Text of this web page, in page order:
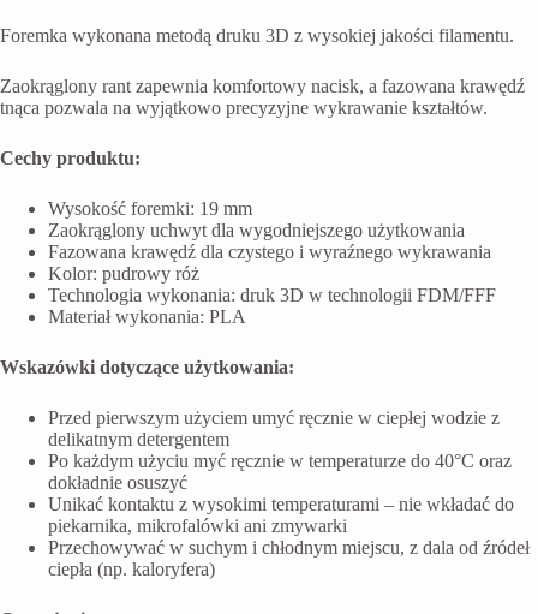
Foremka wykonana metodą druku 3D z wysokiej jakości filamentu.
Zaokrąglony rant zapewnia komfortowy nacisk, a fazowana krawędź
tnąca pozwala na wyjątkowo precyzyjne wykrawanie kształtów.
Cechy produktu:
Wysokość foremki: 19 mm
Zaokrąglony uchwyt dla wygodniejszego użytkowania
Fazowana krawędź dla czystego i wyraźnego wykrawania
Kolor: pudrowy róż
Technologia wykonania: druk 3D w technologii FDM/FFF
Materiał wykonania: PLA
Wskazówki dotyczące użytkowania:
Przed pierwszym użyciem umyć ręcznie w ciepłej wodzie z
delikatnym detergentem
Po każdym użyciu myć ręcznie w temperaturze do 40°C oraz
dokładnie osuszyć
Unikać kontaktu z wysokimi temperaturami – nie wkładać do
piekarnika, mikrofalówki ani zmywarki
Przechowywać w suchym i chłodnym miejscu, z dala od źródeł
ciepła (np. kaloryfera)